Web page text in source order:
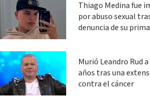
Thiago Medina fue
por abuso sexual
denuncia de su prima
Murió Leandro Rud
años tras una
contra el cáncer